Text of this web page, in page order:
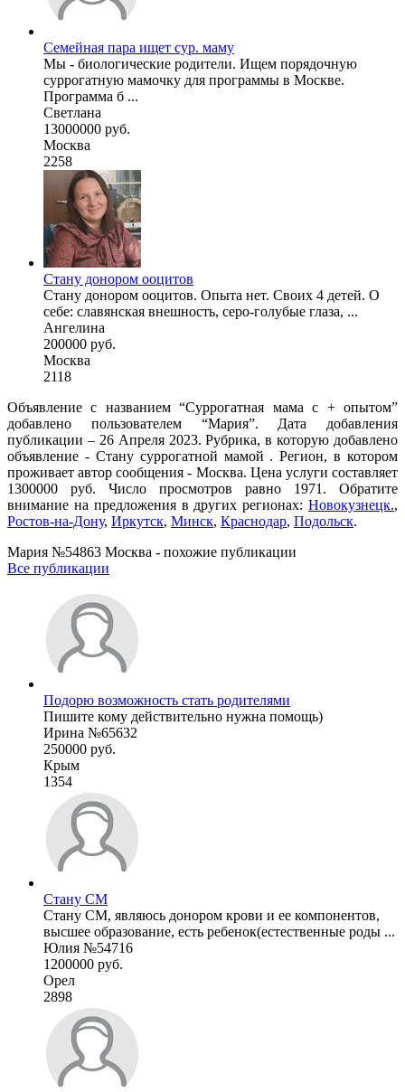
Семейная пара ищет сур. маму
Мы - биологические родители. Ищем порядочную
суррогатную мамочку для программы в Москве.
Программа б ...
Светлана
13000000 руб.
Москва
2258
Стану донором ооцитов
Стану донором ооцитов. Опыта нет. Своих 4 детей. О
себе: славянская внешность, серо-голубые глаза, ...
Ангелина
200000 руб.
Москва
2118
Объявление с названием “Суррогатная мама с + опытом”
добавлено пользователем “Мария”. Дата добавления
публикации – 26 Апреля 2023. Рубрика, в которую добавлено
объявление - Cтану суррогатной мамой . Регион, в котором
проживает автор сообщения - Москва. Цена услуги составляет
1300000 руб. Число просмотров равно 1971. Обратите
внимание на предложения в других регионах: Новокузнецк.,
Ростов-на-Дону, Иркутск, Минск, Краснодар, Подольск.
Мария №54863 Москва - похожие публикации
Все публикации
Подорю возможность стать родителями
Пишите кому действительно нужна помощь)
Ирина №65632
250000 руб.
Крым
1354
Стану СМ
Стану СМ, являюсь донором крови и ее компонентов,
высшее образование, есть ребенок(естественные роды ...
Юлия №54716
1200000 руб.
Орел
2898